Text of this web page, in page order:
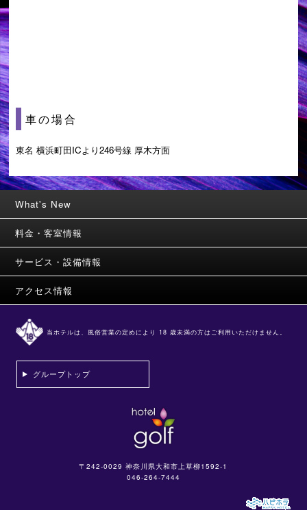
車の場合
東名 横浜町田ICより246号線 厚木方面
What's New
料金・客室情報
サービス・設備情報
アクセス情報
当ホテルは、風俗営業の定めにより 18 歳未満の方はご利用いただけません。
グループトップ
〒242-0029 神奈川県大和市上草柳1592-1
046-264-7444